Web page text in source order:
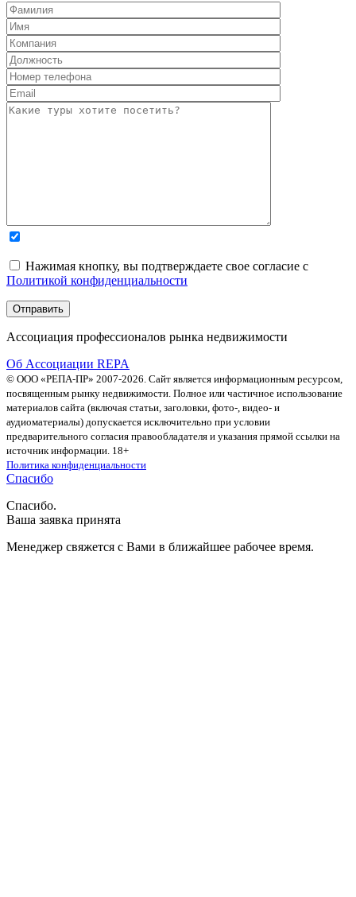
Нажимая кнопку, вы подтверждаете свое согласие с
Политикой конфиденциальности
Ассоциация профессионалов рынка недвижимости
Об Ассоциации REPA
© ООО «РЕПА-ПР» 2007-2026. Сайт является информационным ресурсом,
посвященным рынку недвижимости. Полное или частичное использование
материалов сайта (включая статьи, заголовки, фото-, видео- и
аудиоматериалы) допускается исключительно при условии
предварительного согласия правообладателя и указания прямой ссылки на
источник информации. 18+
Политика конфиденциальности
Спасибо
Спасибо.
Ваша заявка принята
Менеджер свяжется с Вами в ближайшее рабочее время.